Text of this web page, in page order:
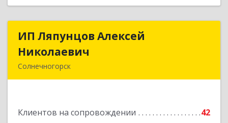
ИП Ляпунцов Алексей
Николаевич
Солнечногорск
Клиентов на сопровождении 42
ИП Ляпунцов Алексей